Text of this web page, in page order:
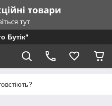
Бутік"